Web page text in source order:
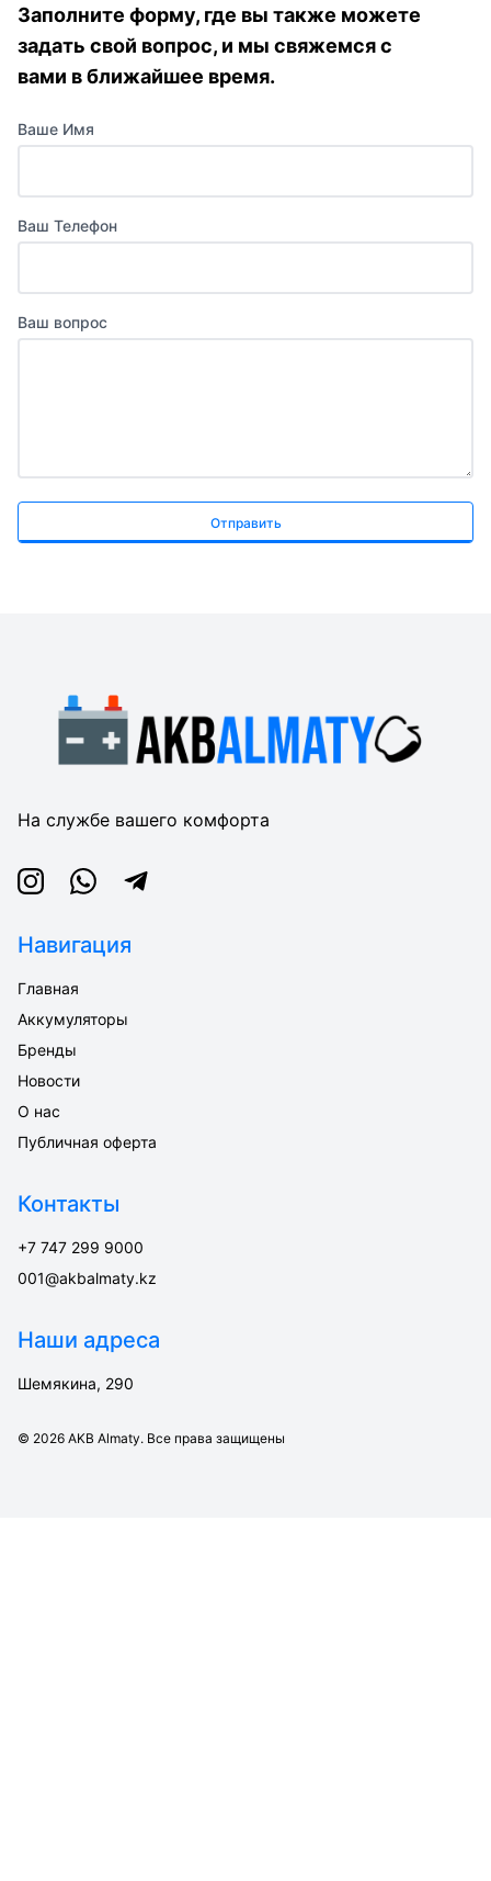
Заполните форму, где вы также можете
задать свой вопрос, и мы свяжемся с
вами в ближайшее время.
Ваше Имя
Ваш Телефон
Ваш вопрос
Отправить
На службе вашего комфорта
InstagramWhatsappTelegram
Навигация
Главная
Аккумуляторы
Бренды
Новости
О нас
Публичная оферта
Контакты
+7 747 299 9000
001@akbalmaty.kz
Наши адреса
Шемякина, 290
© 2026 AKB Almaty. Все права защищены